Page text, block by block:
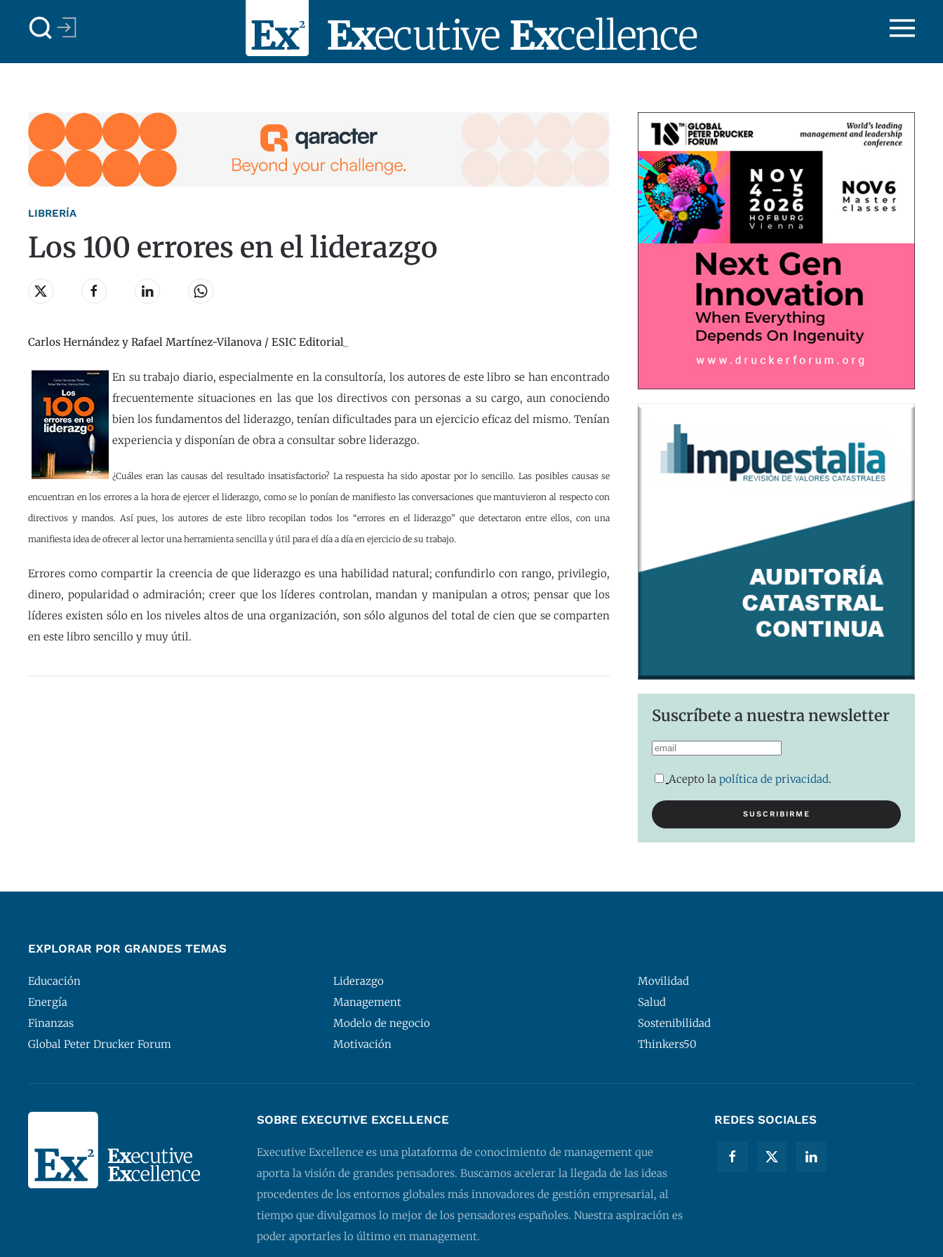
Skip to main content
LIBRERÍA
Los 100 errores en el liderazgo
Carlos Hernández y Rafael Martínez-Vilanova / ESIC Editorial_
En su trabajo diario, especialmente en la consultoría, los autores de este libro se han encontrado
frecuentemente situaciones en las que los directivos con personas a su cargo, aun conociendo
bien los fundamentos del liderazgo, tenían dificultades para un ejercicio eficaz del mismo. Tenían
experiencia y disponían de obra a consultar sobre liderazgo.
¿Cuáles eran las causas del resultado insatisfactorio? La respuesta ha sido apostar por lo sencillo. Las posibles causas se
encuentran en los errores a la hora de ejercer el liderazgo, como se lo ponían de manifiesto las conversaciones que mantuvieron al respecto con
directivos y mandos. Así pues, los autores de este libro recopilan todos los “errores en el liderazgo” que detectaron entre ellos, con una
manifiesta idea de ofrecer al lector una herramienta sencilla y útil para el día a día en ejercicio de su trabajo.
Errores como compartir la creencia de que liderazgo es una habilidad natural; confundirlo con rango, privilegio,
dinero, popularidad o admiración; creer que los líderes controlan, mandan y manipulan a otros; pensar que los
líderes existen sólo en los niveles altos de una organización, son sólo algunos del total de cien que se comparten
en este libro sencillo y muy útil.
Suscríbete a nuestra newsletter
Acepto lapolítica de privacidad.
EXPLORAR POR GRANDES TEMAS
Educación
Energía
Finanzas
Global Peter Drucker Forum
Liderazgo
Management
Modelo de negocio
Motivación
Movilidad
Salud
Sostenibilidad
Thinkers50
SOBRE EXECUTIVE EXCELLENCE
Executive Excellence es una plataforma de conocimiento de management que
aporta la visión de grandes pensadores. Buscamos acelerar la llegada de las ideas
procedentes de los entornos globales más innovadores de gestión empresarial, al
tiempo que divulgamos lo mejor de los pensadores españoles. Nuestra aspiración es
poder aportarles lo último en management.
REDES SOCIALES